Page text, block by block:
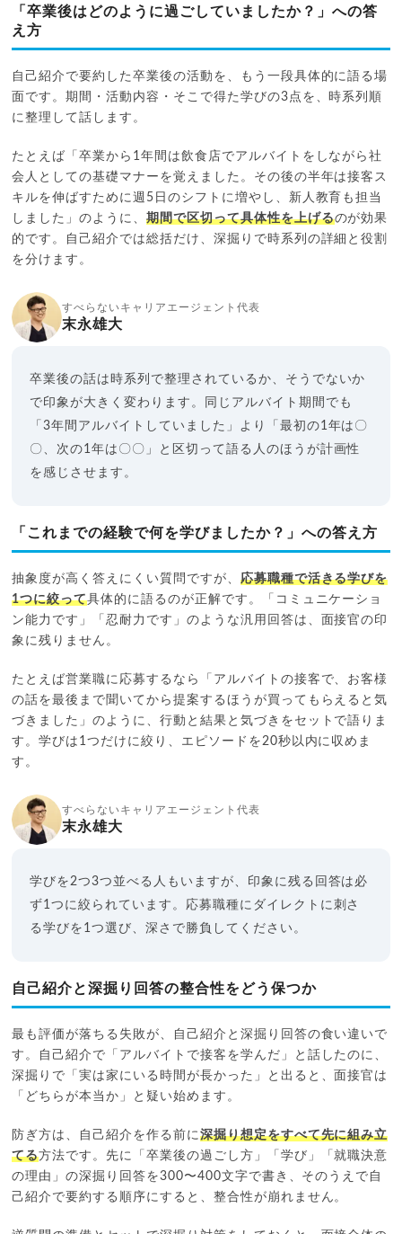
「卒業後はどのように過ごしていましたか？」への答
え方
自己紹介で要約した卒業後の活動を、もう一段具体的に語る場
面です。期間・活動内容・そこで得た学びの3点を、時系列順
に整理して話します。
たとえば「卒業から1年間は飲食店でアルバイトをしながら社
会人としての基礎マナーを覚えました。その後の半年は接客ス
キルを伸ばすために週5日のシフトに増やし、新人教育も担当
しました」のように、期間で区切って具体性を上げるのが効果
的です。自己紹介では総括だけ、深掘りで時系列の詳細と役割
を分けます。
すべらないキャリアエージェント代表
末永雄大
卒業後の話は時系列で整理されているか、そうでないか
で印象が大きく変わります。同じアルバイト期間でも
「3年間アルバイトしていました」より「最初の1年は〇
〇、次の1年は〇〇」と区切って語る人のほうが計画性
を感じさせます。
「これまでの経験で何を学びましたか？」への答え方
抽象度が高く答えにくい質問ですが、 応募職種で活きる学びを
1つに絞って具体的に語るのが正解です。「コミュニケーショ
ン能力です」「忍耐力です」のような汎用回答は、面接官の印
象に残りません。
たとえば営業職に応募するなら「アルバイトの接客で、お客様
の話を最後まで聞いてから提案するほうが買ってもらえると気
づきました」のように、行動と結果と気づきをセットで語りま
す。学びは1つだけに絞り、エピソードを20秒以内に収めま
す。
すべらないキャリアエージェント代表
末永雄大
学びを2つ3つ並べる人もいますが、印象に残る回答は必
ず1つに絞られています。応募職種にダイレクトに刺さ
る学びを1つ選び、深さで勝負してください。
自己紹介と深掘り回答の整合性をどう保つか
最も評価が落ちる失敗が、自己紹介と深掘り回答の食い違いで
す。自己紹介で「アルバイトで接客を学んだ」と話したのに、
深掘りで「実は家にいる時間が長かった」と出ると、面接官は
「どちらが本当か」と疑い始めます。
防ぎ方は、自己紹介を作る前に深掘り想定をすべて先に組み立
てる方法です。先に「卒業後の過ごし方」「学び」「就職決意
の理由」の深掘り回答を300〜400文字で書き、そのうえで自
己紹介で要約する順序にすると、整合性が崩れません。